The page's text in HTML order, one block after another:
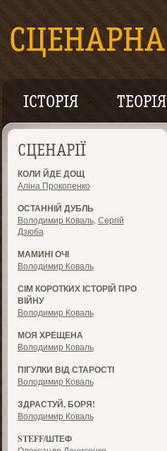
ІСТОРІЯ ТЕОРІЯ
СЦЕНАРІЇ
КОЛИ ЙДЕ ДОЩ
Аліна Прокопенко
ОСТАННІЙ ДУБЛЬ
Володимир Коваль, Сергій
Дзюба
МАМИНІ ОЧІ
Володимир Коваль
СІМ КОРОТКИХ ІСТОРІЙ ПРО
ВІЙНУ
Володимир Коваль
МОЯ ХРЕЩЕНА
Володимир Коваль
ПІГУЛКИ ВІД СТАРОСТІ
Володимир Коваль
ЗДРАСТУЙ, БОРЯ!
Володимир Коваль
STEFF/ШТЕФ